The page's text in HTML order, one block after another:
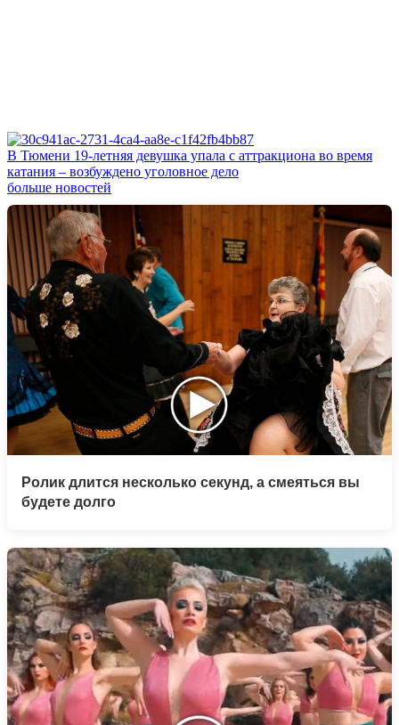
В Тюмени 19‑летняя девушка упала с аттракциона во время
катания – возбуждено уголовное дело
больше новостей
Ролик длится несколько секунд, а смеяться вы
будете долго